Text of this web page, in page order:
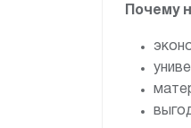
Почему